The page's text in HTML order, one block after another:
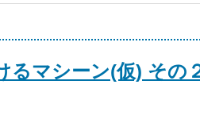
マシーン(仮) その